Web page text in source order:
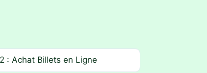
: Achat Billets en Ligne